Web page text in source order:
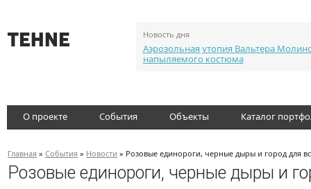
Новость дня
Аэрозольная утопия Вальтера
напыляемого костюма
О проекте События Объекты Каталог
Главная » События » Новости » Розовые единороги, черные дыры и город для
Розовые единороги, черные дыры и